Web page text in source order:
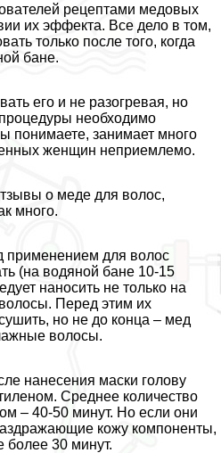
рецептами медовых
их эффекта. Все дело в том,
только после того, когда
бане.
его и не разогревая, но
необходимо
понимаете, занимает много
женщин неприемлемо.
о меде для волос,
много.
применением для волос
(на водяной бане 10-15
наносить не только на
Перед этим их
но не до конца – мед
волосы.
нанесения маски голову
Среднее количество
– 40-50 минут. Но если они
кожу компоненты,
30 минут.